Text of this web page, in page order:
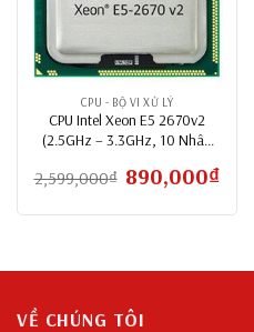
CPU - BỘ VI XỬ LÝ
CPU Intel Xeon E5 2670v2
(2.5GHz – 3.3GHz, 10 Nhân
2,599,000₫ Giá
gốc
2,599,000₫.
890,000₫Giá
hiện
là:
VỀ CHÚNG TÔI